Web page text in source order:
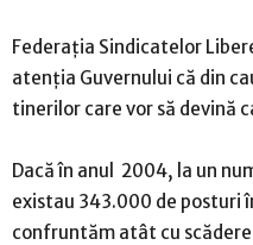
Federaţia Sindicatelor
atenţia Guvernului că din
tinerilor care vor să devină
Dacă în anul 2004, la un
existau 343.000 de posturi
confruntăm atât cu